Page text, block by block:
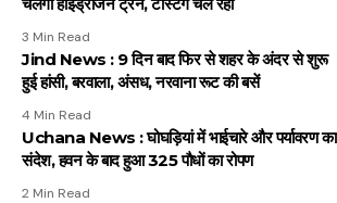
3 Min Read
Jind News : 9 दिन बाद फिर से शहर के अंदर से शुरू
हुई हांसी, बरवाला, अंसध, नरवाना रूट की बसें
4 Min Read
Uchana News : घोघड़ियां में भाईचारे और पर्यावरण का
संदेश, हवन के बाद हुआ 325 पौधों का रोपण
2 Min Read